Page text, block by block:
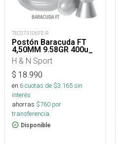
TEC073106FE-R
Postón Baracuda FT
4,50MM 9.58GR 400u_
H & N Sport
$ 18.990
en 6cuotas de $3.165sin
interés
ahorras $760 por
transferencia.
Disponible